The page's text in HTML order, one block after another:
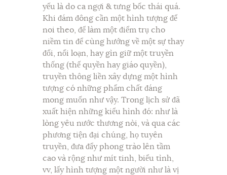
yếu là do ca ngợi & tưng bốc thái quá.
Khi đám đông cần một hình tượng để
noi theo, để làm một điểm trụ cho
niềm tin để cùng hướng về một sự thay
đổi, nổi loạn, hay gìn giữ một truyền
thống (thế quyền hay giáo quyền),
truyền thông liền xây dựng một hình
tượng có những phẩm chất đáng
mong muốn như vậy. Trong lịch sử đã
xuất hiện những kiểu hình đó: như là
lòng yêu nước thương nòi, và qua các
phương tiện đại chúng, họ tuyên
truyền, đưa đẩy phong trào lên tầm
cao và rộng như mít tinh, biểu tình,
vv, lấy hình tượng một người như là vị